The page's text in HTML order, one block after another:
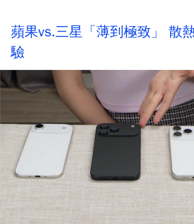
蘋果vs.三星「薄到極致」 散
驗